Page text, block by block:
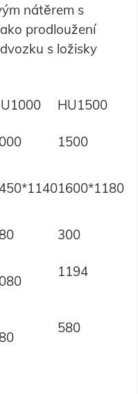
nátěrem s
prodloužení
s ložisky
HU1500
1500
1600*1180
300
1194
580